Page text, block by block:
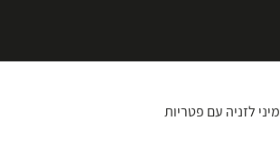
מיני לזניה עם פטריות